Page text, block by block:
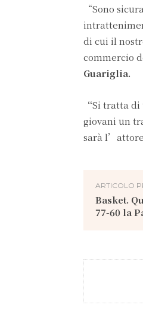
“Sono
di cui il
commercio
Guariglia.
“Si tratta di
giovani un
sarà
ARTICOLO
Basket.
77-60 la